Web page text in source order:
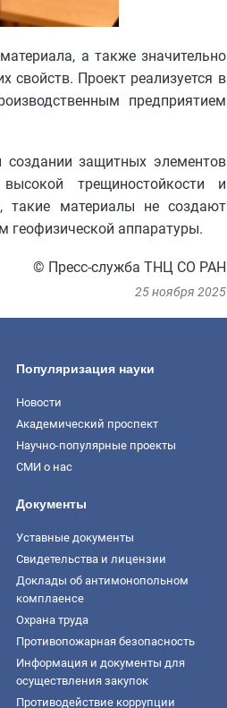
а также значительно
свойств. Проект реализуется в
предприятием
создании защитных элементов
трещиностойкости и
такие материалы не создают
геофизической аппаратуры.
© Пресс-служба ТНЦ СО РАН
25 ноября 2025
Популяризация науки
Новости
Академический проспект
Научно-популярные проекты
СМИ о нас
Документы
Уставные документы
Свидетельства и лицензии
Доклады об антимонопольном
комплаенсе
Охрана труда
Противопожарная безопасность
Информация и документы для
осуществления закупок
Противодействие коррупции